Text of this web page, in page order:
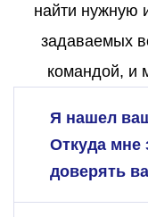
найти нужную
задаваемых
командой, и
Я нашел
Откуда мне
доверять